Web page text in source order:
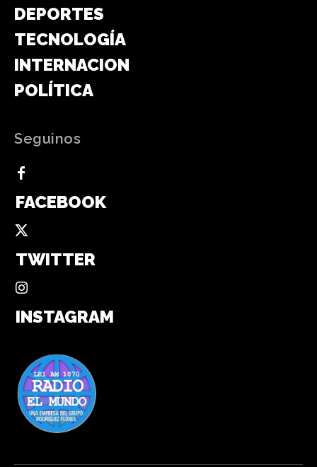
DEPORTES
TECNOLOGÍA
INTERNACIONAL
POLÍTICA
Seguinos
FACEBOOK
TWITTER
INSTAGRAM